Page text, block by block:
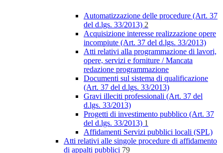
Automatizzazione delle procedure (Art. 37
del d.lgs. 33/2013) 2
Acquisizione interesse realizzazione opere
incompiute (Art. 37 del d.lgs. 33/2013)
Atti relativi alla programmazione di lavori,
opere, servizi e forniture / Mancata
redazione programmazione
Documenti sul sistema di qualificazione
(Art. 37 del d.lgs. 33/2013)
Gravi illeciti professionali (Art. 37 del
d.lgs. 33/2013)
Progetti di investimento pubblico (Art. 37
del d.lgs. 33/2013) 1
Affidamenti Servizi pubblici locali (SPL)
Atti relativi alle singole procedure di affidamento
di appalti pubblici 79